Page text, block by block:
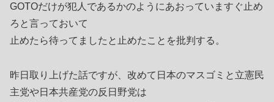
GOTOだけが犯人であるかのようにあおっていますぐ止め
ろと言っておいて
止めたら待ってましたと止めたことを批判する。
昨日取り上げた話ですが、改めて日本のマスゴミと立憲民
主党や日本共産党の反日野党は